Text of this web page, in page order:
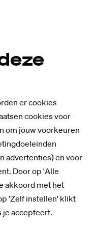
er cookies
cookies voor
om jouw voorkeuren
advertenties) en voor
Door op 'Alle
akkoord met het
'Zelf instellen' klikt
je accepteert.